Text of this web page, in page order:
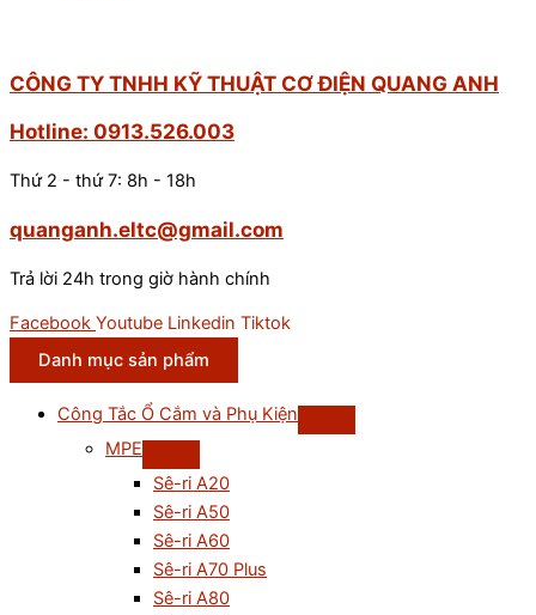
CÔNG TY TNHH KỸ THUẬT CƠ ĐIỆN QUANG ANH
Hotline: 0913.526.003
Thứ 2 - thứ 7: 8h - 18h
quanganh.eltc@gmail.com
Trả lời 24h trong giờ hành chính
Facebook Youtube Linkedin Tiktok
Danh mục sản phẩm
Công Tắc Ổ Cắm và Phụ Kiện
MPE
Sê-ri A20
Sê-ri A50
Sê-ri A60
Sê-ri A70 Plus
Sê-ri A80